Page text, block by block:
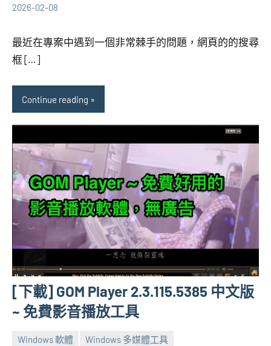
2026-02-08
張
芋
No
最近在專案中遇到一個非常棘手的問題，網頁的的搜尋
框 […]
Continue reading
[下載] GOM Player 2.3.115.5385 中文版
~ 免費影音播放工具
Windows 軟體
Windows 多媒體工具